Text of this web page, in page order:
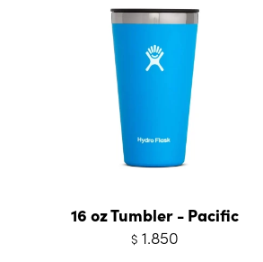
16 oz Tumbler - Pacific
$ 1.850